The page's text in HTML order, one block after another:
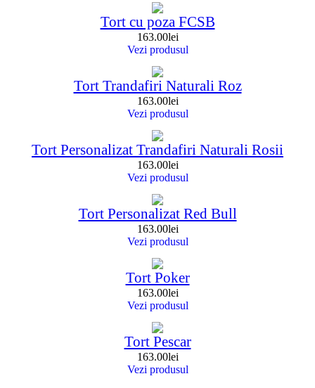
Tort cu poza FCSB
163.00lei
Vezi produsul
Tort Trandafiri Naturali Roz
163.00lei
Vezi produsul
Tort Personalizat Trandafiri Naturali Rosii
163.00lei
Vezi produsul
Tort Personalizat Red Bull
163.00lei
Vezi produsul
Tort Poker
163.00lei
Vezi produsul
Tort Pescar
163.00lei
Vezi produsul